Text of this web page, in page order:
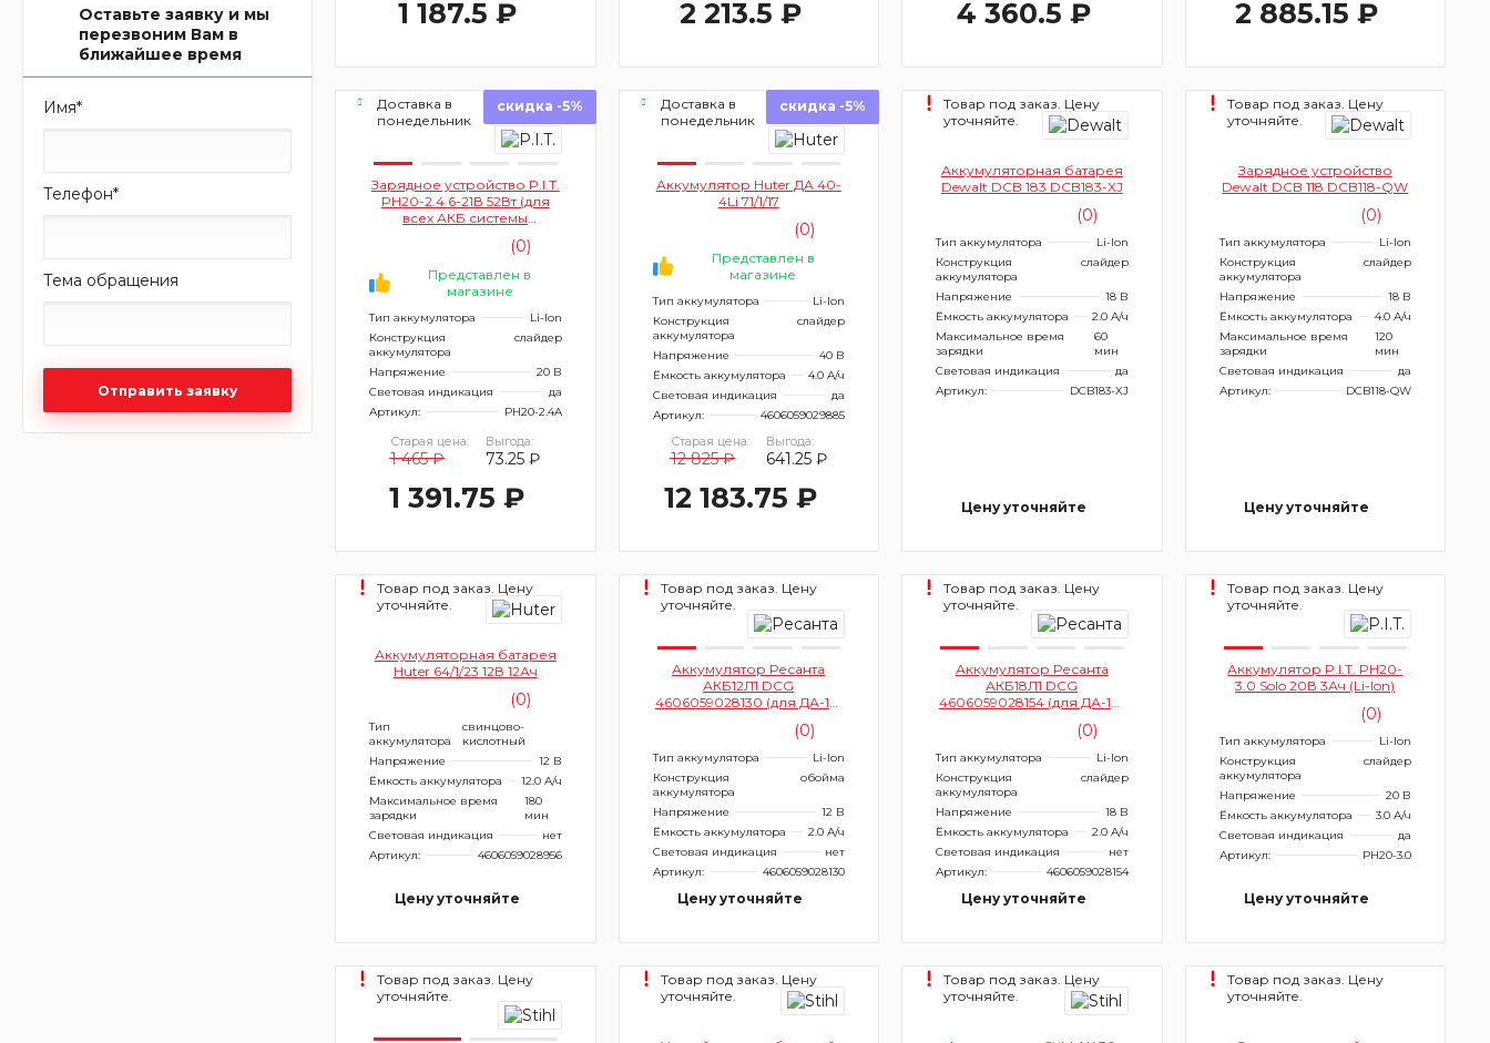
Оставьте заявку и мы
перезвоним Вам в
ближайшее время
Имя*
Телефон*
Тема обращения
Отправить заявку
1 187.5 ₽ 2 213.5 ₽ 4 360.5 ₽ 2 885.15 ₽
Доставка в
понедельник
скидка -5%
Зарядное устройство P.I.T.
PH20-2.4 6-21В 52Вт (для
всех АКБ системы
(0)
Представлен в
магазине
Тип аккумулятора
Li-Ion
Конструкция
аккумулятора
слайдер
Напряжение
20 В
Световая индикация
да
Артикул:
PH20-2.4A
Старая цена:
1 465 ₽
Выгода:
73.25 ₽
1 391.75 ₽
Доставка в
понедельник
скидка -5%
Аккумулятор Huter ДА 40-
4Li 71/1/17
(0)
Представлен в
магазине
Тип аккумулятора
Li-Ion
Конструкция
аккумулятора
слайдер
Напряжение
40 В
Ёмкость аккумулятора
4.0 А/ч
Световая индикация
да
Артикул:
4606059029885
Старая цена:
12 825 ₽
Выгода:
641.25 ₽
12 183.75 ₽
Товар под заказ. Цену
уточняйте.
Аккумуляторная батарея
Dewalt DCB 183 DCB183-XJ
(0)
Тип аккумулятора
Li-Ion
Конструкция
аккумулятора
слайдер
Напряжение
18 В
Ёмкость аккумулятора
2.0 А/ч
Максимальное время
зарядки
60
мин
Световая индикация
да
Артикул:
DCB183-XJ
Цену уточняйте
Товар под заказ. Цену
уточняйте.
Зарядное устройство
Dewalt DCB 118 DCB118-QW
(0)
Тип аккумулятора
Li-Ion
Конструкция
аккумулятора
слайдер
Напряжение
18 В
Ёмкость аккумулятора
4.0 А/ч
Максимальное время
зарядки
120
мин
Световая индикация
да
Артикул:
DCB118-QW
Цену уточняйте
Товар под заказ. Цену
уточняйте.
Аккумуляторная батарея
Huter 64/1/23 12В 12Ач
(0)
Тип
аккумулятора
свинцово-
кислотный
Напряжение
12 В
Ёмкость аккумулятора
12.0 А/ч
Максимальное время
зарядки
180
мин
Световая индикация
нет
Артикул:
4606059028956
Цену уточняйте
Товар под заказ. Цену
уточняйте.
Аккумулятор Ресанта
АКБ12Л1 DCG
4606059028130 (для ДА-12-
(0)
Тип аккумулятора
Li-Ion
Конструкция
аккумулятора
обойма
Напряжение
12 В
Ёмкость аккумулятора
2.0 А/ч
Световая индикация
нет
Артикул:
4606059028130
Цену уточняйте
Товар под заказ. Цену
уточняйте.
Аккумулятор Ресанта
АКБ18Л1 DCG
4606059028154 (для ДА-18-
(0)
Тип аккумулятора
Li-Ion
Конструкция
аккумулятора
слайдер
Напряжение
18 В
Ёмкость аккумулятора
2.0 А/ч
Световая индикация
нет
Артикул:
4606059028154
Цену уточняйте
Товар под заказ. Цену
уточняйте.
Аккумулятор P.I.T. PH20-
3.0 Solo 20В 3Ач (Li-lon)
(0)
Тип аккумулятора
Li-Ion
Конструкция
аккумулятора
слайдер
Напряжение
20 В
Ёмкость аккумулятора
3.0 А/ч
Световая индикация
да
Артикул:
PH20-3.0
Цену уточняйте
Товар под заказ. Цену
уточняйте.
Товар под заказ. Цену
уточняйте.
Товар под заказ. Цену
уточняйте.
Товар под заказ. Цену
уточняйте.